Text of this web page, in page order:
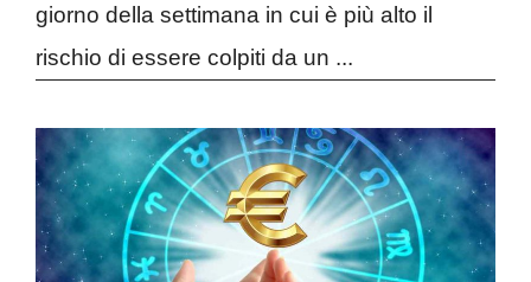
giorno della settimana in cui è più alto il
rischio di essere colpiti da un ...